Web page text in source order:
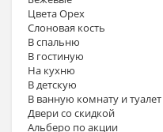
Цвета Орех
Слоновая кость
В спальню
В гостиную
На кухню
В детскую
В ванную комнату и туалет
Двери со скидкой
Альберо по акции